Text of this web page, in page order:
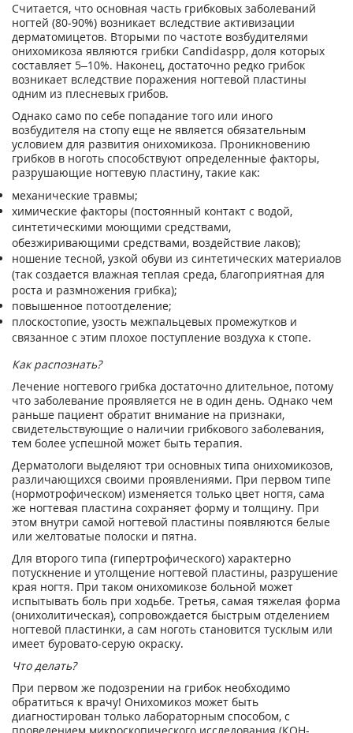
Считается, что основная часть грибковых заболеваний
ногтей (80-90%) возникает вследствие активизации
дерматомицетов. Вторыми по частоте возбудителями
онихомикоза являются грибки Candidaspp, доля которых
составляет 5–10%. Наконец, достаточно редко грибок
возникает вследствие поражения ногтевой пластины
одним из плесневых грибов.
Однако само по себе попадание того или иного
возбудителя на стопу еще не является обязательным
условием для развития онихомикоза. Проникновению
грибков в ноготь способствуют определенные факторы,
разрушающие ногтевую пластину, такие как:
механические травмы;
химические факторы (постоянный контакт с водой,
синтетическими моющими средствами,
обезжиривающими средствами, воздействие лаков);
ношение тесной, узкой обуви из синтетических материалов
(так создается влажная теплая среда, благоприятная для
роста и размножения грибка);
повышенное потоотделение;
плоскостопие, узость межпальцевых промежутков и
связанное с этим плохое поступление воздуха к стопе.
Как распознать?
Лечение ногтевого грибка достаточно длительное, потому
что заболевание проявляется не в один день. Однако чем
раньше пациент обратит внимание на признаки,
свидетельствующие о наличии грибкового заболевания,
тем более успешной может быть терапия.
Дерматологи выделяют три основных типа онихомикозов,
различающихся своими проявлениями. При первом типе
(нормотрофическом) изменяется только цвет ногтя, сама
же ногтевая пластина сохраняет форму и толщину. При
этом внутри самой ногтевой пластины появляются белые
или желтоватые полоски и пятна.
Для второго типа (гипертрофического) характерно
потускнение и утолщение ногтевой пластины, разрушение
края ногтя. При таком онихомикозе больной может
испытывать боль при ходьбе. Третья, самая тяжелая форма
(онихолитическая), сопровождается быстрым отделением
ногтевой пластинки, а сам ноготь становится тусклым или
имеет буровато-серую окраску.
Что делать?
При первом же подозрении на грибок необходимо
обратиться к врачу! Онихомикоз может быть
диагностирован только лабораторным способом, с